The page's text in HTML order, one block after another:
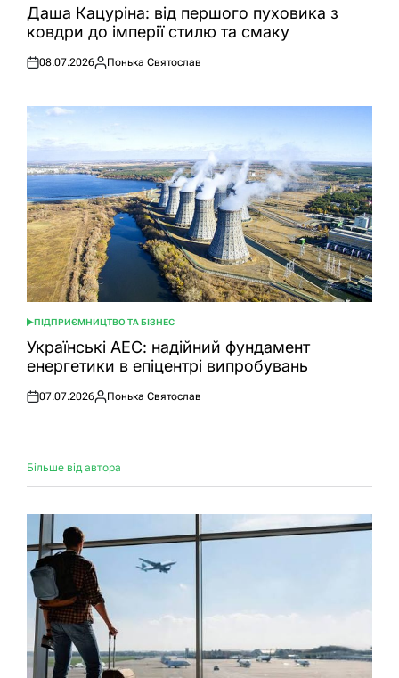
У
Даша Кацуріна: від першого пуховика з
ковдри до імперії стилю та смаку
Оприлюднено
08.07.2026
Опубліковано
Понька Святослав
ОПУБЛІКУВАТИ
У
ПІДПРИЄМНИЦТВО ТА БІЗНЕС
Українські АЕС: надійний фундамент
енергетики в епіцентрі випробувань
Оприлюднено
07.07.2026
Опубліковано
Понька Святослав
Більше від автора